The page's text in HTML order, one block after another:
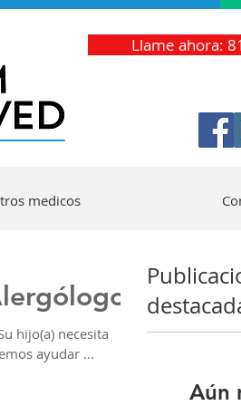
Llame ahora:
medicos
hijo(a) necesita
ayudar ...
Aún